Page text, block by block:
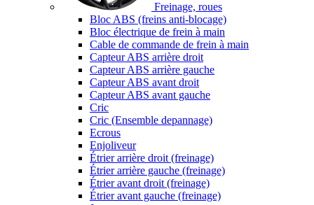
Freinage, roues
Bloc ABS (freins anti-blocage)
Bloc électrique de frein à main
Cable de commande de frein à main
Capteur ABS arrière droit
Capteur ABS arrière gauche
Capteur ABS avant droit
Capteur ABS avant gauche
Cric
Cric (Ensemble depannage)
Ecrous
Enjoliveur
Étrier arrière droit (freinage)
Étrier arrière gauche (freinage)
Étrier avant droit (freinage)
Étrier avant gauche (freinage)